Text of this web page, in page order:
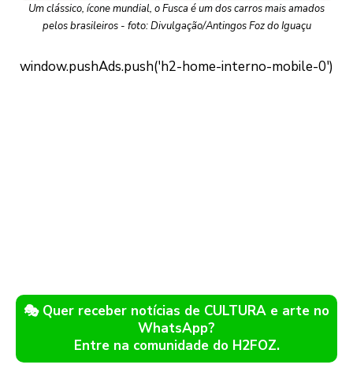
Um clássico, ícone mundial, o Fusca é um dos carros mais amados
pelos brasileiros - foto: Divulgação/Antingos Foz do Iguaçu
🎭 Quer receber notícias de CULTURA e arte no
WhatsApp?
Entre na comunidade do H2FOZ.